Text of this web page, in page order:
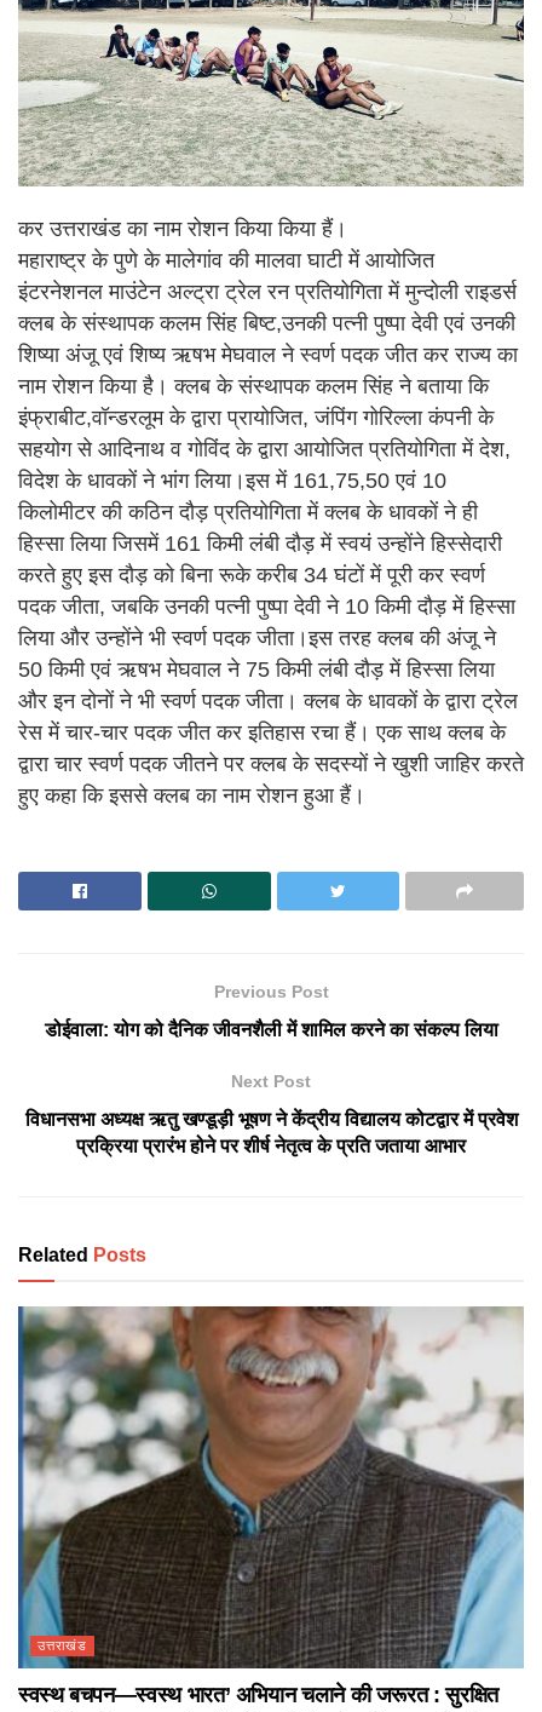
कर उत्तराखंड का नाम रोशन किया किया हैं।
महाराष्ट्र के पुणे के मालेगांव की मालवा घाटी में आयोजित
इंटरनेशनल माउंटेन अल्ट्रा ट्रेल रन प्रतियोगिता में मुन्दोली राइडर्स
क्लब के संस्थापक कलम सिंह बिष्ट,उनकी पत्नी पुष्पा देवी एवं उनकी
शिष्या अंजू एवं शिष्य ऋषभ मेघवाल ने स्वर्ण पदक जीत कर राज्य का
नाम रोशन किया है। क्लब के संस्थापक कलम सिंह ने बताया कि
इंफ्राबीट,वॉन्डरलूम के द्वारा प्रायोजित, जंपिंग गोरिल्ला कंपनी के
सहयोग से आदिनाथ व गोविंद के द्वारा आयोजित प्रतियोगिता में देश,
विदेश के धावकों ने भांग लिया।इस में 161,75,50 एवं 10
किलोमीटर की कठिन दौड़ प्रतियोगिता में क्लब के धावकों ने ही
हिस्सा लिया जिसमें 161 किमी लंबी दौड़ में स्वयं उन्होंने हिस्सेदारी
करते हुए इस दौड़ को बिना रूके करीब 34 घंटों में पूरी कर स्वर्ण
पदक जीता, जबकि उनकी पत्नी पुष्पा देवी ने 10 किमी दौड़ में हिस्सा
लिया और उन्होंने भी स्वर्ण पदक जीता।इस तरह क्लब की अंजू ने
50 किमी एवं ऋषभ मेघवाल ने 75 किमी लंबी दौड़ में हिस्सा लिया
और इन दोनों ने भी स्वर्ण पदक जीता। क्लब के धावकों के द्वारा ट्रेल
रेस में चार-चार पदक जीत कर इतिहास रचा हैं। एक साथ क्लब के
द्वारा चार स्वर्ण पदक जीतने पर क्लब के सदस्यों ने खुशी जाहिर करते
हुए कहा कि इससे क्लब का नाम रोशन हुआ हैं।
Previous Post
डोईवाला: योग को दैनिक जीवनशैली में शामिल करने का संकल्प लिया
Next Post
विधानसभा अध्यक्ष ऋतु खण्डूड़ी भूषण ने केंद्रीय विद्यालय कोटद्वार में प्रवेश
प्रक्रिया प्रारंभ होने पर शीर्ष नेतृत्व के प्रति जताया आभार
Related Posts
उत्तराखंड
स्वस्थ बचपन—स्वस्थ भारत’ अभियान चलाने की जरूरत : सुरक्षित